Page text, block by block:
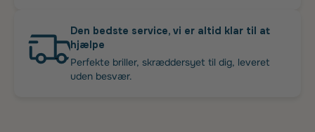
Den bedste service, vi er altid klar til at
hjælpe
Perfekte briller, skræddersyet til dig, leveret
uden besvær.